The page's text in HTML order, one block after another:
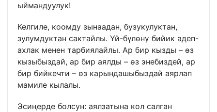
ыймандуулук!
Келгиле, коомду зынаадан, бузукулуктан,
зулумдуктан сактайлы. Үй-бүлөнү бийик адеп-
ахлак менен тарбиялайлы. Ар бир кызды – өз
кызыбыздай, ар бир аялды – өз энебиздей, ар
бир бийкечти – өз карындашыбыздай аярлап
мамиле кылалы.
Эсиңерде болсун: аялзатына кол салган